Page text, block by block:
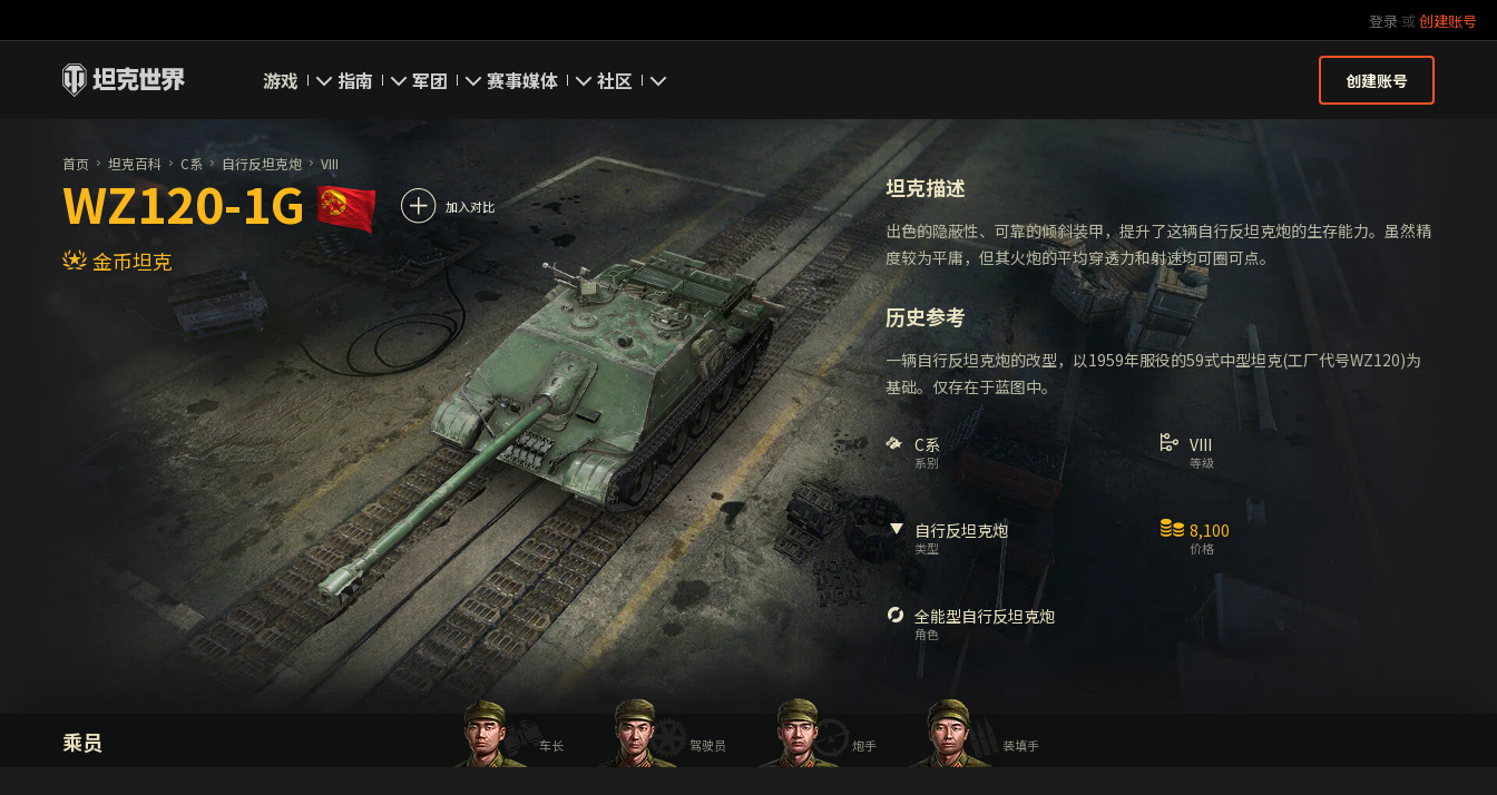
登录 或创建账号
游戏
新闻
坦克百科
评级
指南
高级用户
完整指南
经济系统
游戏规则
军团
领土战
军团评级
军团页面
赛事媒体
游戏壁纸
游戏音乐
你好，吾久
万圣节
《以战止战》
社区
搜索玩家
官方自媒体
创建账号
首页 坦克百科 C系 自行反坦克炮 VIII
WZ120-1G 加入对比
金币坦克
坦克描述
出色的隐蔽性、可靠的倾斜装甲，提升了这辆自行反坦克炮的生存能力。虽然精
度较为平庸，但其火炮的平均穿透力和射速均可圈可点。
历史参考
一辆自行反坦克炮的改型，以1959年服役的59式中型坦克(工厂代号WZ120)为
基础。仅存在于蓝图中。
系别
C系
等级
VIII
类型
自行反坦克炮
价格
8,100
角色
全能型自行反坦克炮
乘员 车长 驾驶员 炮手 装填手